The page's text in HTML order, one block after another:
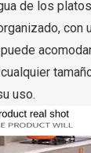
de los
con
uso.